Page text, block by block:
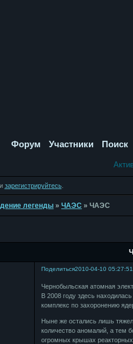
Форум Участники Поиск
зарегистрируйтесь.
легенды »ЧАЭС »ЧАЭС
Поделиться2010-04-10 05:27:51
Чернобыльская атомная
В 2008 году здесь
комплекс по захоронению
Ныне же остались лишь
количество аномалий, а тем
огромных крышах